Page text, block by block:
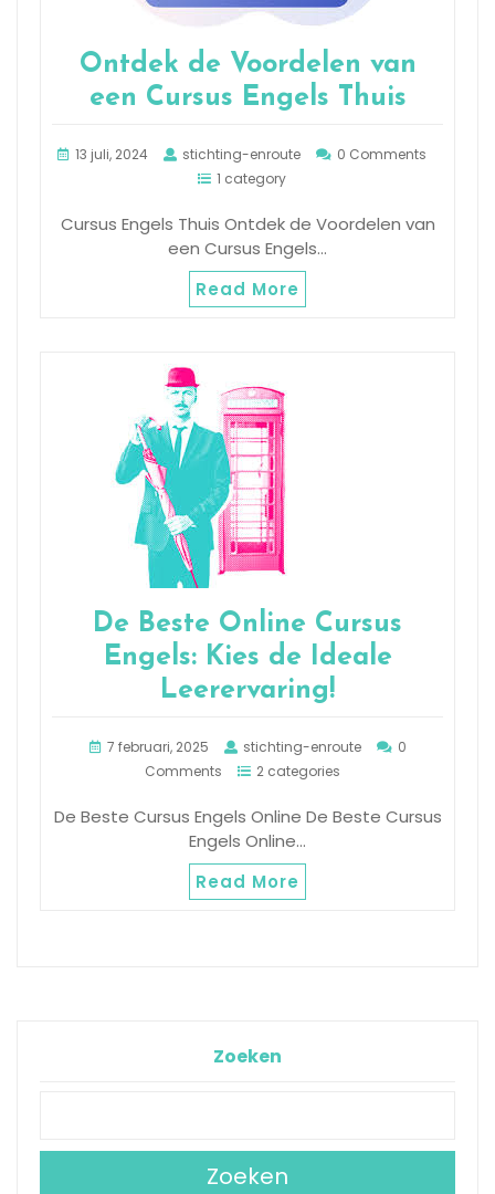
Ontdek de Voordelen van
een Cursus Engels Thuis
13 juli, 2024 stichting-enroute
0 Comments
1 category
Cursus Engels Thuis Ontdek de Voordelen van
een Cursus Engels…
Read More
De Beste Online Cursus
Engels: Kies de Ideale
Leerervaring!
7 februari, 2025 stichting-enroute
0
Comments
2 categories
De Beste Cursus Engels Online De Beste Cursus
Engels Online…
Read More
Zoeken
Zoeken